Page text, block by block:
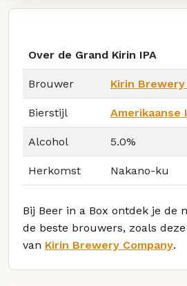
Over de Grand Kirin IPA
Brouwer Kirin Brewery
Bierstijl Amerikaanse
Alcohol 5.0%
Herkomst Nakano-ku
Bij Beer in a Box ontdek je de
de beste brouwers, zoals
van Kirin Brewery Company.